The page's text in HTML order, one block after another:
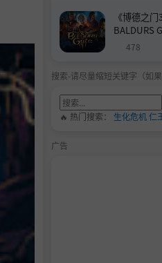
《博德之
BALDURS
8727-Build
478
搜索-请尽量缩短关键字（如果
🔥 热门搜索： 生化危机仁
广告